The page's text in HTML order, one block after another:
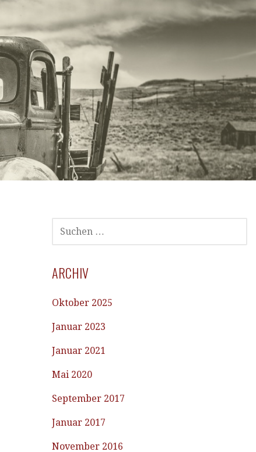
SUCHEN
NACH:
ARCHIV
Oktober 2025
Januar 2023
Januar 2021
Mai 2020
September 2017
Januar 2017
November 2016